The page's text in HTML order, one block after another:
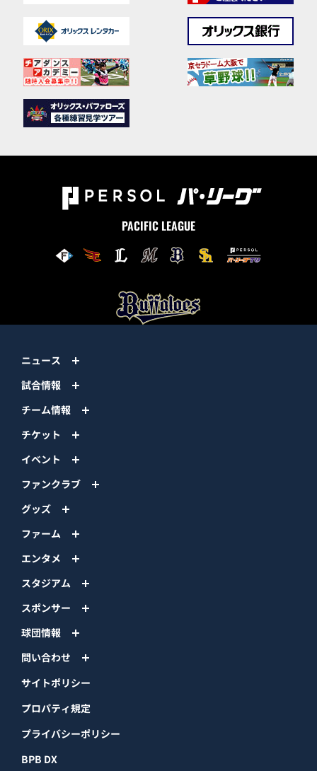
PACIFIC LEAGUE
ニュース
試合情報
チーム情報
チケット
イベント
ファンクラブ
グッズ
ファーム
エンタメ
スタジアム
スポンサー
球団情報
問い合わせ
サイトポリシー
プロパティ規定
プライバシーポリシー
BPB DX